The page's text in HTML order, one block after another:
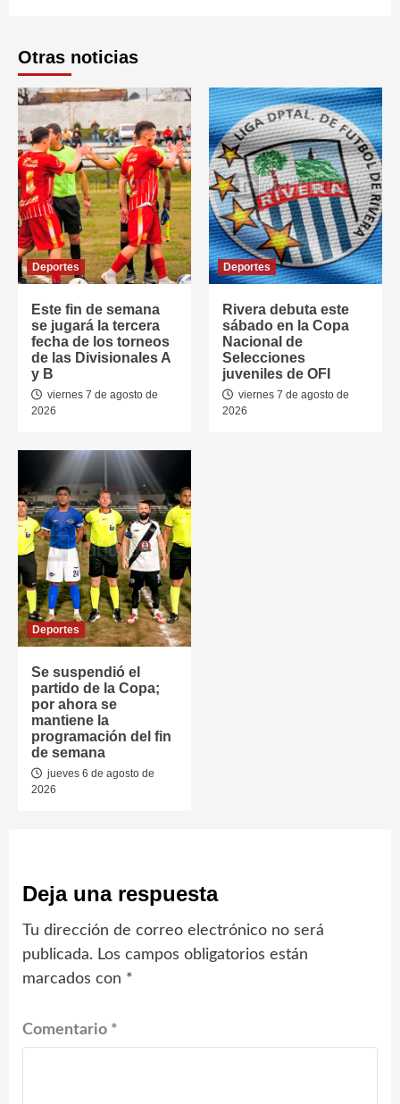
Otras noticias
Deportes
Este fin de semana
se jugará la tercera
fecha de los torneos
de las Divisionales A
y B
viernes 7 de agosto de
2026
Deportes
Rivera debuta este
sábado en la Copa
Nacional de
Selecciones
juveniles de OFI
viernes 7 de agosto de
2026
Deportes
Se suspendió el
partido de la Copa;
por ahora se
mantiene la
programación del fin
de semana
jueves 6 de agosto de
2026
Deja una respuesta
Tu dirección de correo electrónico no será
publicada. Los campos obligatorios están
marcados con *
Comentario *